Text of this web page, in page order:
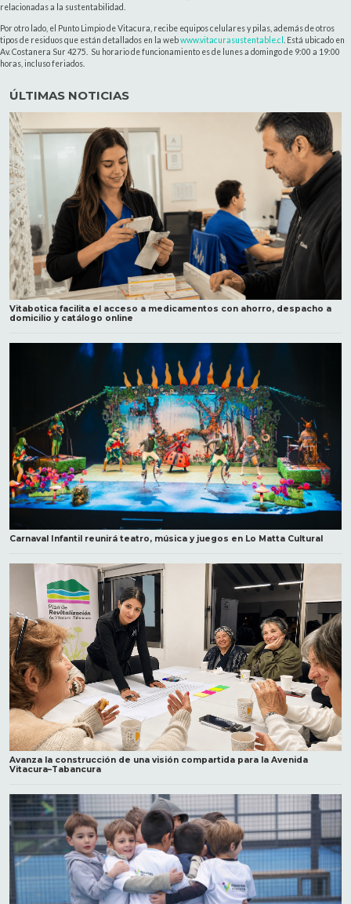
relacionadas a la sustentabilidad.
Por otro lado, el Punto Limpio de Vitacura, recibe equipos celulares y pilas, además de otros
tipos de residuos que están detallados en la webwww.vitacurasustentable.cl
. Está ubicado en
Av. Costanera Sur 4275. Su horario de funcionamiento es de lunes a domingo de 9:00 a 19:00
horas, incluso feriados.
ÚLTIMAS NOTICIAS
Vitabotica facilita el acceso a medicamentos con ahorro, despacho a
domicilio y catálogo online
Carnaval Infantil reunirá teatro, música y juegos en Lo Matta Cultural
Avanza la construcción de una visión compartida para la Avenida
Vitacura–Tabancura